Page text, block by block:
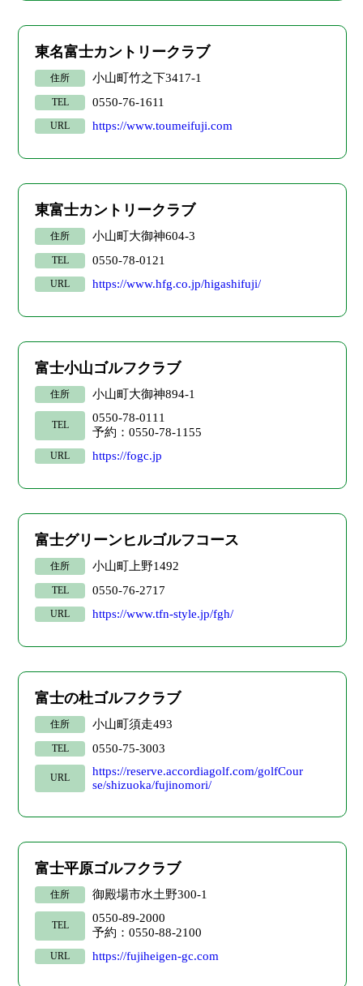
東名富士カントリークラブ
住所 小山町竹之下3417-1
TEL 0550-76-1611
URL https://www.toumeifuji.com
東富士カントリークラブ
住所 小山町大御神604-3
TEL 0550-78-0121
URL https://www.hfg.co.jp/higashifuji/
富士小山ゴルフクラブ
住所 小山町大御神894-1
TEL
0550-78-0111
予約：0550-78-1155
URL https://fogc.jp
富士グリーンヒルゴルフコース
住所 小山町上野1492
TEL 0550-76-2717
URL https://www.tfn-style.jp/fgh/
富士の杜ゴルフクラブ
住所 小山町須走493
TEL 0550-75-3003
URL
https://reserve.accordiagolf.com/golfCour
se/shizuoka/fujinomori/
富士平原ゴルフクラブ
住所 御殿場市水土野300-1
TEL
0550-89-2000
予約：0550-88-2100
URL https://fujiheigen-gc.com